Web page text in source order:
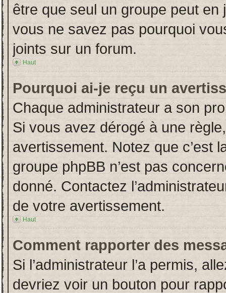
être que seul un groupe peut en
vous ne savez pas pourquoi
joints sur un forum.
Haut
Pourquoi ai-je reçu un
Chaque administrateur a son
Si vous avez dérogé à une
avertissement. Notez que c’est
groupe phpBB n’est pas
donné. Contactez
de votre avertissement.
Haut
Comment rapporter des
Si l’administrateur l’a permis,
devriez voir un bouton pour